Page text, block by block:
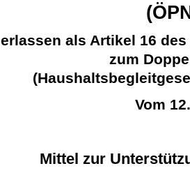
erlassen als Artikel 16
zum
Vom
Mittel zur